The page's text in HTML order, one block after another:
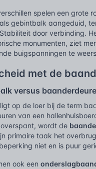
spelen een
gebintbalk aangeduid,
door verbinding.
monumenten, ziet
buigspanningen te
met de
versus
op de loer bij de term
van een
wordt de
primaire taak het
niet en is puur
ook een